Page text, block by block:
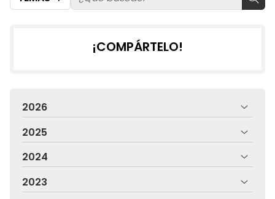
¡COMPÁRTELO!
2026
2025
2024
2023